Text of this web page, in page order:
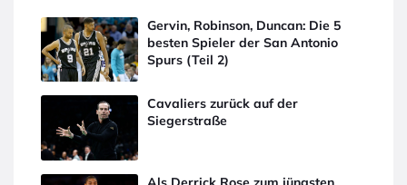
Gervin, Robinson, Duncan: Die 5
besten Spieler der San Antonio
Spurs (Teil 2)
Cavaliers zurück auf der
Siegerstraße